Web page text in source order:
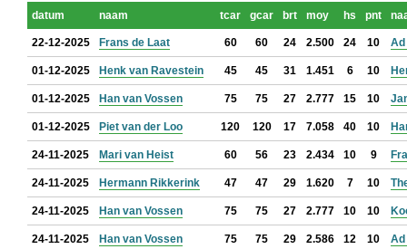
datum naam tcar gcar brt moy hs pnt
22-12-2025 Frans de Laat 60 60 24 2.500 24 10 Ad
01-12-2025 Henk van Ravestein 45 45 31 1.451 6 10
01-12-2025 Han van Vossen 75 75 27 2.777 15 10
01-12-2025 Piet van der Loo 120 120 17 7.058 40 10
24-11-2025 Mari van Heist 60 56 23 2.434 10 9
24-11-2025 Hermann Rikkerink 47 47 29 1.620 7 10
24-11-2025 Han van Vossen 75 75 27 2.777 10 10
24-11-2025 Han van Vossen 75 75 29 2.586 12 10 Ad